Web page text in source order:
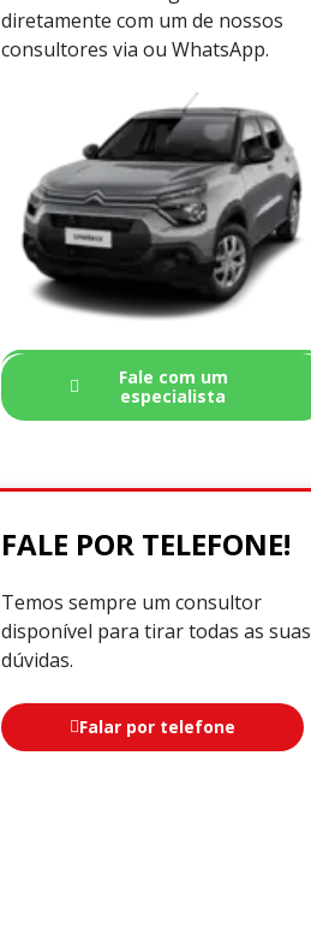
diretamente com um de nossos
consultores via ou WhatsApp.
Fale com um
especialista
FALE POR TELEFONE!
Temos sempre um consultor
disponível para tirar todas as suas
dúvidas.
Falar por telefone